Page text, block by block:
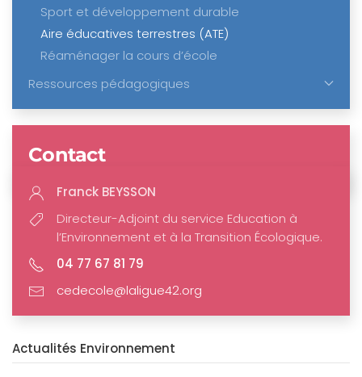
Sport et développement durable
Aire éducatives terrestres (ATE)
Réaménager la cours d’école
Ressources pédagogiques
Contact
Franck BEYSSON
Directeur-Adjoint du service Education à
l’Environnement et à la Transition Écologique.
04 77 67 81 79
cedecole@laligue42.org
Actualités Environnement